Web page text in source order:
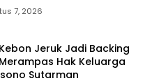
7, 2026
Jeruk Jadi Backing
Hak Keluarga
Sutarman